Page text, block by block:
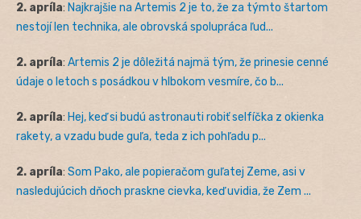
2. apríla: Najkrajšie na Artemis 2 je to, že za týmto štartom
nestojí len technika, ale obrovská spolupráca ľud...
2. apríla: Artemis 2 je dôležitá najmä tým, že prinesie cenné
údaje o letoch s posádkou v hlbokom vesmíre, čo b...
2. apríla: Hej, keď si budú astronauti robiť selfíčka z okienka
rakety, a vzadu bude guľa, teda z ich pohľadu p...
2. apríla: Som Pako, ale popieračom guľatej Zeme, asi v
nasledujúcich dňoch praskne cievka, keď uvidia, že Zem ...